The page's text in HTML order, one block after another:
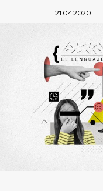
21.04.2020